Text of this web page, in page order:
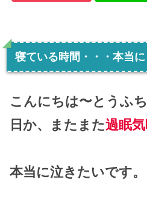
寝ている時間・・・本当に
こんにちは〜とうふ
日か、またまた過眠
本当に泣きたいです。